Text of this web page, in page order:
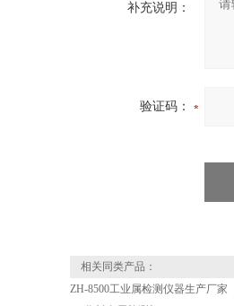
补充说明：
验证码：
相关同类产品：
ZH-8500工业属检测仪器生产厂家